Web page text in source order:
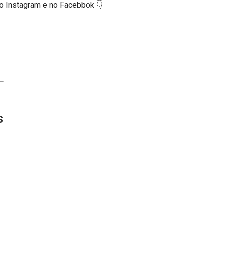
Instagram e no Facebbok 👇